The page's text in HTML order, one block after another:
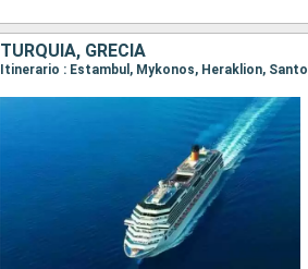
TURQUÍA, GRECIA
Itinerario : Estambul, Mykonos, Heraklion,